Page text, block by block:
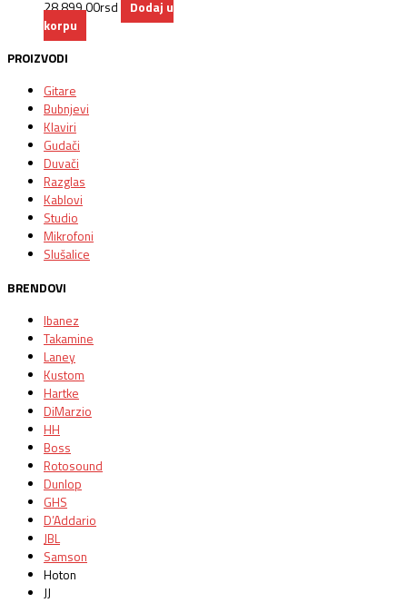
28.899,00rsd
Dodaj u
korpu
PROIZVODI
Gitare
Bubnjevi
Klaviri
Gudači
Duvači
Razglas
Kablovi
Studio
Mikrofoni
Slušalice
BRENDOVI
Ibanez
Takamine
Laney
Kustom
Hartke
DiMarzio
HH
Boss
Rotosound
Dunlop
GHS
D’Addario
JBL
Samson
Hoton
JJ